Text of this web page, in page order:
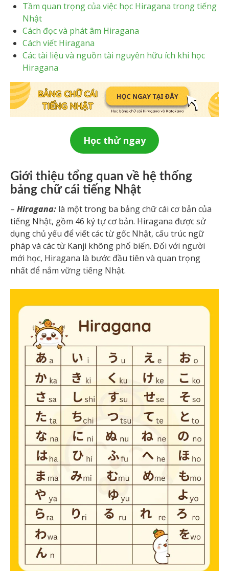
Tầm quan trọng của việc học Hiragana trong tiếng
Nhật
Cách đọc và phát âm Hiragana
Cách viết Hiragana
Các tài liệu và nguồn tài nguyên hữu ích khi học
Hiragana
Học thử ngay
Giới thiệu tổng quan về hệ thống
bảng chữ cái tiếng Nhật
– Hiragana: là một trong ba bảng chữ cái cơ bản của
tiếng Nhật, gồm 46 ký tự cơ bản. Hiragana được sử
dụng chủ yếu để viết các từ gốc Nhật, cấu trúc ngữ
pháp và các từ Kanji không phổ biến. Đối với người
mới học, Hiragana là bước đầu tiên và quan trọng
nhất để nắm vững tiếng Nhật.